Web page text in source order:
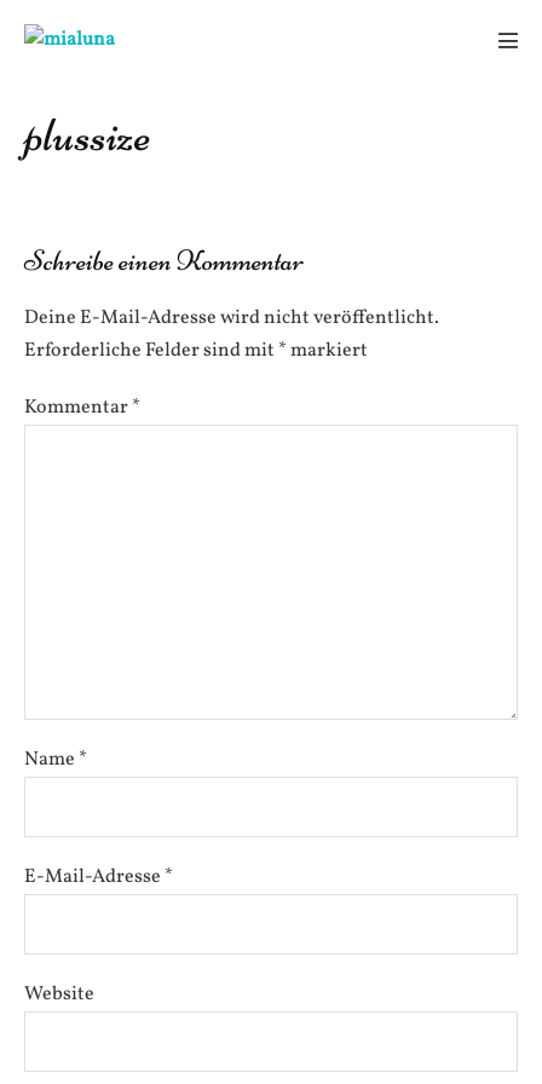
Inhalt
plussize
Schreibe einen Kommentar
Deine E-Mail-Adresse wird nicht veröffentlicht.
Erforderliche Felder sind mit *markiert
Kommentar*
Name *
E-Mail-Adresse *
Website